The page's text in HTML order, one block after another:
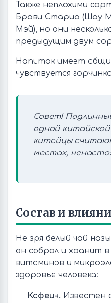
Также неплохими
Брови Старца (Шоу
Мэй), но они
предыдущим двум
Напиток имеет
чувствуется
Совет!
одной
китайцы
местах,
Состав и
Не зря белый чай
он собрал и хранит
витаминов и
здоровье человека:
Кофеин. Известен